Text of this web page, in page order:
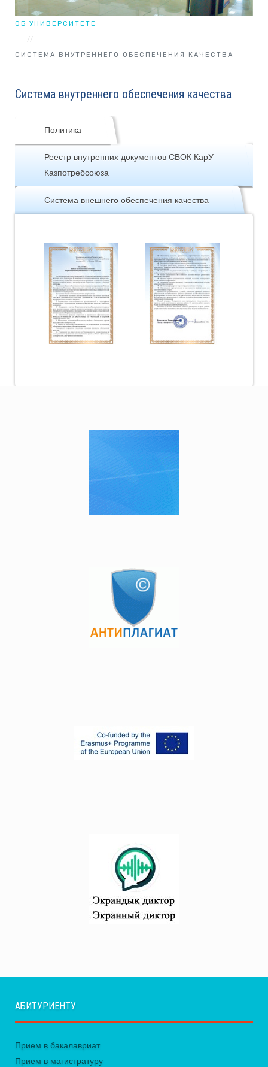
ОБ УНИВЕРСИТЕТЕ
СИСТЕМА ВНУТРЕННЕГО ОБЕСПЕЧЕНИЯ КАЧЕСТВА
Система внутреннего обеспечения качества
Политика
Реестр внутренних документов СВОК КарУ
Казпотребсоюза
Система внешнего обеспечения качества
АБИТУРИЕНТУ
Прием в бакалавриат
Прием в магистратуру